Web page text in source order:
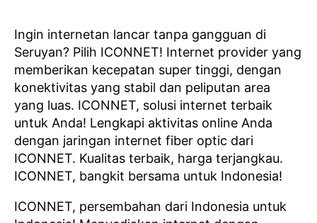
Ingin internetan lancar tanpa gangguan di
Seruyan? Pilih ICONNET! Internet provider yang
memberikan kecepatan super tinggi, dengan
konektivitas yang stabil dan peliputan area
yang luas. ICONNET, solusi internet terbaik
untuk Anda! Lengkapi aktivitas online Anda
dengan jaringan internet fiber optic dari
ICONNET. Kualitas terbaik, harga terjangkau.
ICONNET, bangkit bersama untuk Indonesia!
ICONNET, persembahan dari Indonesia untuk